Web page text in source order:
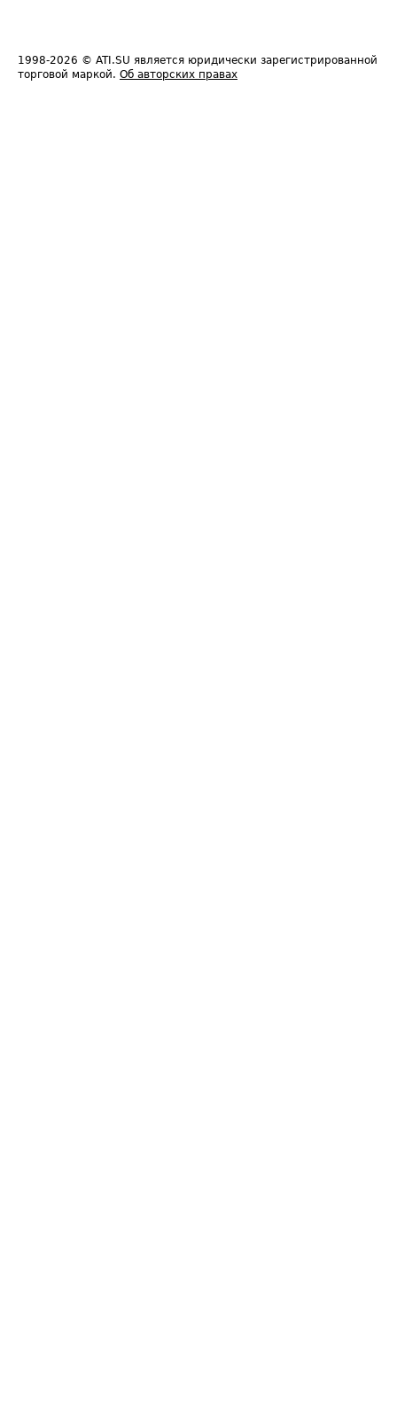
1998-2026 © ATI.SU является юридически зарегистрированной
торговой маркой. Об авторских правах